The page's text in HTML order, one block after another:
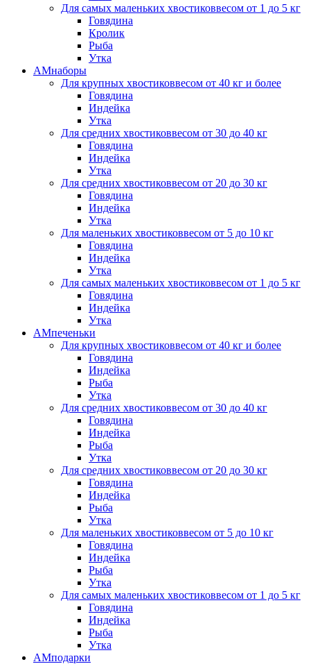
Для самых маленьких хвостиковвесом от 1 до 5 кг
Говядина
Кролик
Рыба
Утка
АМнаборы
Для крупных хвостиковвесом от 40 кг и более
Говядина
Индейка
Утка
Для средних хвостиковвесом от 30 до 40 кг
Говядина
Индейка
Утка
Для средних хвостиковвесом от 20 до 30 кг
Говядина
Индейка
Утка
Для маленьких хвостиковвесом от 5 до 10 кг
Говядина
Индейка
Утка
Для самых маленьких хвостиковвесом от 1 до 5 кг
Говядина
Индейка
Утка
АМпеченьки
Для крупных хвостиковвесом от 40 кг и более
Говядина
Индейка
Рыба
Утка
Для средних хвостиковвесом от 30 до 40 кг
Говядина
Индейка
Рыба
Утка
Для средних хвостиковвесом от 20 до 30 кг
Говядина
Индейка
Рыба
Утка
Для маленьких хвостиковвесом от 5 до 10 кг
Говядина
Индейка
Рыба
Утка
Для самых маленьких хвостиковвесом от 1 до 5 кг
Говядина
Индейка
Рыба
Утка
АМподарки